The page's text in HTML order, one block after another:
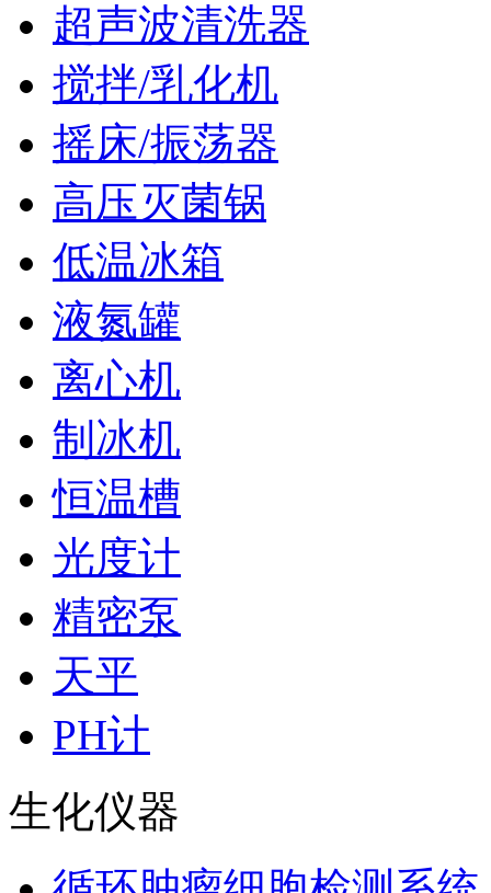
超声波清洗器
搅拌/乳化机
摇床/振荡器
高压灭菌锅
低温冰箱
液氮罐
离心机
制冰机
恒温槽
光度计
精密泵
天平
PH计
生化仪器